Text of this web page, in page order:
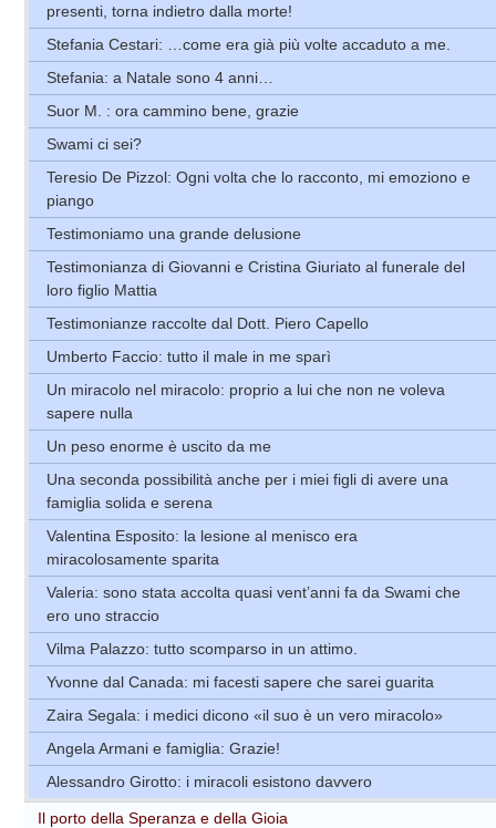
presenti, torna indietro dalla morte!
Stefania Cestari: …come era già più volte accaduto a me.
Stefania: a Natale sono 4 anni…
Suor M. : ora cammino bene, grazie
Swami ci sei?
Teresio De Pizzol: Ogni volta che lo racconto, mi emoziono e
piango
Testimoniamo una grande delusione
Testimonianza di Giovanni e Cristina Giuriato al funerale del
loro figlio Mattia
Testimonianze raccolte dal Dott. Piero Capello
Umberto Faccio: tutto il male in me sparì
Un miracolo nel miracolo: proprio a lui che non ne voleva
sapere nulla
Un peso enorme è uscito da me
Una seconda possibilità anche per i miei figli di avere una
famiglia solida e serena
Valentina Esposito: la lesione al menisco era
miracolosamente sparita
Valeria: sono stata accolta quasi vent’anni fa da Swami che
ero uno straccio
Vilma Palazzo: tutto scomparso in un attimo.
Yvonne dal Canada: mi facesti sapere che sarei guarita
Zaira Segala: i medici dicono «il suo è un vero miracolo»
Angela Armani e famiglia: Grazie!
Alessandro Girotto: i miracoli esistono davvero
Il porto della Speranza e della Gioia